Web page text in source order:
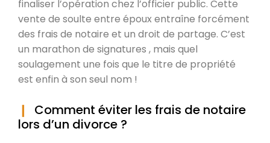
finaliser l’opération chez l’officier public. Cette
vente de soulte entre époux entraîne forcément
des frais de notaire et un droit de partage. C’est
un marathon de signatures , mais quel
soulagement une fois que le titre de propriété
est enfin à son seul nom !
Comment éviter les frais de notaire
lors d’un divorce ?